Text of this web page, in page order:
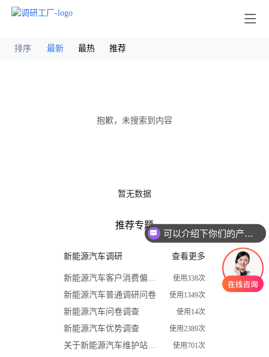
排序 最新 最热 推荐
抱歉，未搜索到内容
暂无数据
推荐专题
新能源汽车调研 查看更多
新能源汽车客户消费偏好调查问卷 使用338次
新能源汽车普通调研问卷 使用1349次
新能源汽车问卷调查 使用14次
新能源汽车优势调查 使用2389次
关于新能源汽车维护站调查问卷 使用701次